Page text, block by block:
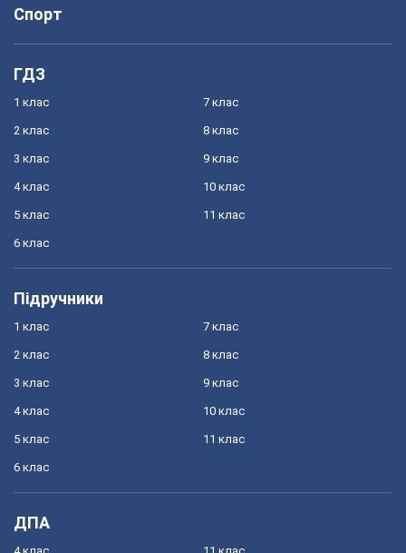
Спорт
ГДЗ
1 клас
2 клас
3 клас
4 клас
5 клас
6 клас
7 клас
8 клас
9 клас
10 клас
11 клас
Підручники
1 клас
2 клас
3 клас
4 клас
5 клас
6 клас
7 клас
8 клас
9 клас
10 клас
11 клас
ДПА